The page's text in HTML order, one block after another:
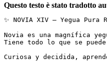
Questo testo è stato tradotto
✨ NOVIA XIV – Yegua Pura
Novia es una magnífica
Tiene todo lo que se
Curiosa y decidida,